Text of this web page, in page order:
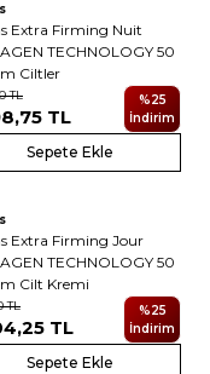
Extra Firming Nuit
TECHNOLOGY 50
Ciltler
TL
TL
%25
İndirim
Sepete Ekle
Extra Firming Jour
TECHNOLOGY 50
Cilt Kremi
TL
TL
%25
İndirim
Sepete Ekle